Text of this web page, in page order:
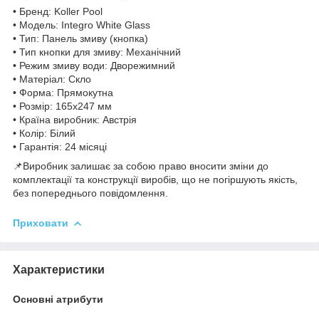
• Бренд: Koller Pool
• Модель: Integro White Glass
• Тип: Панель змиву (кнопка)
• Тип кнопки для змиву: Механічний
• Режим змиву води: Дворежимний
• Матеріал: Скло
• Форма: Прямокутна
• Розмір: 165x247 мм
• Країна виробник: Австрія
• Колір: Білий
• Гарантія: 24 місяці
📌Виробник залишає за собою право вносити зміни до
комплектації та конструкції виробів, що не погіршують якість,
без попереднього повідомлення.
Приховати
Характеристики
Основні атрибути